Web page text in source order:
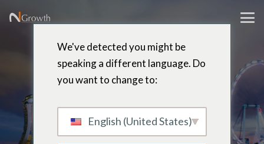
Tomas Wee
Asesor sénior – Singapur
We've detected you might be
speaking a different language. Do
you want to change to:
English (United States)